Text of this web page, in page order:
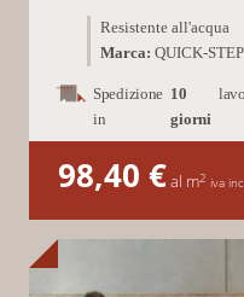
Resistente all'acqua
Marca: QUICK-STEP
Spedizione
in
10
giorni
98,40 €al m2 iva